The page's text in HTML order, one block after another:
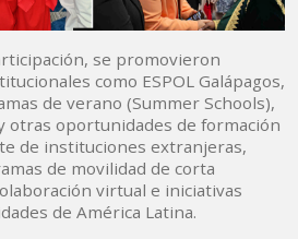
se promovieron
como ESPOL Galápagos,
de verano (Summer Schools),
otras oportunidades de formación
de instituciones extranjeras,
de movilidad de corta
virtual e iniciativas
de América Latina.